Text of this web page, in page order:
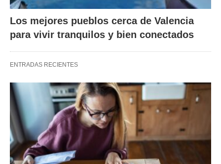
Los mejores pueblos cerca de Valencia
para vivir tranquilos y bien conectados
ENTRADAS RECIENTES